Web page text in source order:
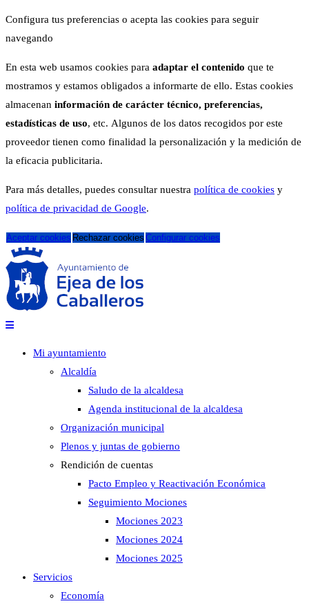
Configura tus preferencias o acepta las cookies para seguir
navegando
En esta web usamos cookies para adaptar el contenido que te
mostramos y estamos obligados a informarte de ello. Estas cookies
almacenan información de carácter técnico, preferencias,
estadísticas de uso, etc. Algunos de los datos recogidos por este
proveedor tienen como finalidad la personalización y la medición de
la eficacia publicitaria.
Para más detalles, puedes consultar nuestra política de cookies y
política de privacidad de Google.
Aceptar cookies Rechazar cookies Configurar cookies
Mi ayuntamiento
Alcaldía
Saludo de la alcaldesa
Agenda institucional de la alcaldesa
Organización municipal
Plenos y juntas de gobierno
Rendición de cuentas
Pacto Empleo y Reactivación Económica
Seguimiento Mociones
Mociones 2023
Mociones 2024
Mociones 2025
Servicios
Economía